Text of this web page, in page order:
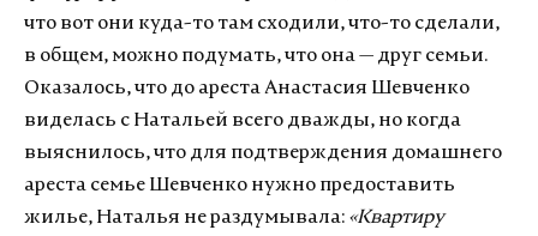
что вот они куда-то там сходили, что-то сделали,
в общем, можно подумать, что она — друг семьи.
Оказалось, что до ареста Анастасия Шевченко
виделась с Натальей всего дважды, но когда
выяснилось, что для подтверждения домашнего
ареста семье Шевченко нужно предоставить
жилье, Наталья не раздумывала: «Квартиру